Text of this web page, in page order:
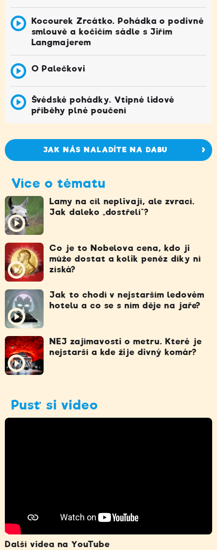
Kocourek Zrcátko. Pohádka o podivné
smlouvě a kočičím sádle s Jiřím
Langmajerem
O Palečkovi
Švédské pohádky. Vtipné lidové
příběhy plné poučení
JAK NÁS NALADÍTE NA DABU
Více o tématu
Lamy na cíl neplivají, ale zvrací.
Jak daleko „dostřelí“?
Co je to Nobelova cena, kdo ji
může dostat a kolik peněz díky ní
získá?
Jak to chodí v nejstarším ledovém
hotelu a co se s ním děje na jaře?
NEJ zajímavosti o metru. Které je
nejstarší a kde žije divný komár?
Pusť si video
Další videa na YouTube